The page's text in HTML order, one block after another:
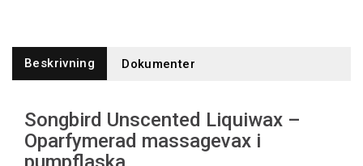
Beskrivning Dokumenter
Songbird Unscented Liquiwax –
Oparfymerad massagevax i